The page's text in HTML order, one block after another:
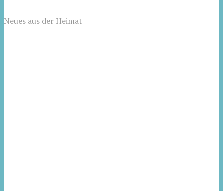
Neues aus der Heimat